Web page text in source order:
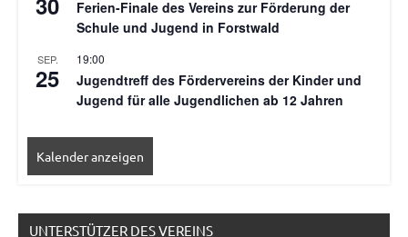
Ferien-Finale des Vereins zur Förderung der
Schule und Jugend in Forstwald
SEP.
25
19:00
Jugendtreff des Fördervereins der Kinder und
Jugend für alle Jugendlichen ab 12 Jahren
Kalender anzeigen
UNTERSTÜTZER DES VEREINS